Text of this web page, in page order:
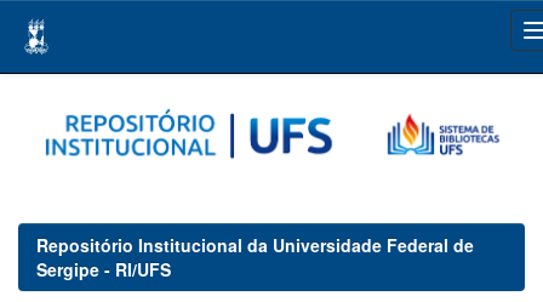
navigation
Repositório Institucional da Universidade Federal de
Sergipe - RI/UFS